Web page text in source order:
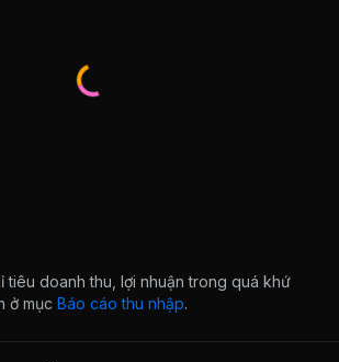
tiêu doanh thu, lợi nhuận trong quá khứ
ở mục Báo cáo thu nhập.